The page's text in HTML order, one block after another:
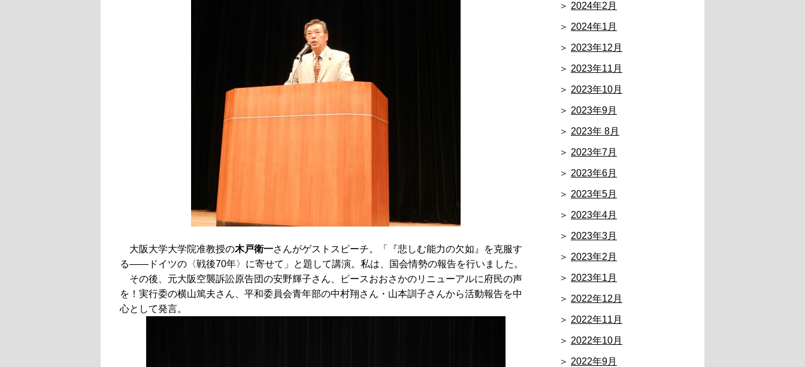
大阪大学大学院准教授の木戸衛一さんがゲストスピーチ。「『悲しむ能力の欠如』を克服す
る――ドイツの〈戦後70年〉に寄せて」と題して講演。私は、国会情勢の報告を行いました。
その後、元大阪空襲訴訟原告団の安野輝子さん、ピースおおさかのリニューアルに府民の声
を！実行委の横山篤夫さん、平和委員会青年部の中村翔さん・山本訓子さんから活動報告を中
心として発言。
2024年2月
2024年1月
2023年12月
2023年11月
2023年10月
2023年9月
2023年 8月
2023年7月
2023年6月
2023年5月
2023年4月
2023年3月
2023年2月
2023年1月
2022年12月
2022年11月
2022年10月
2022年9月